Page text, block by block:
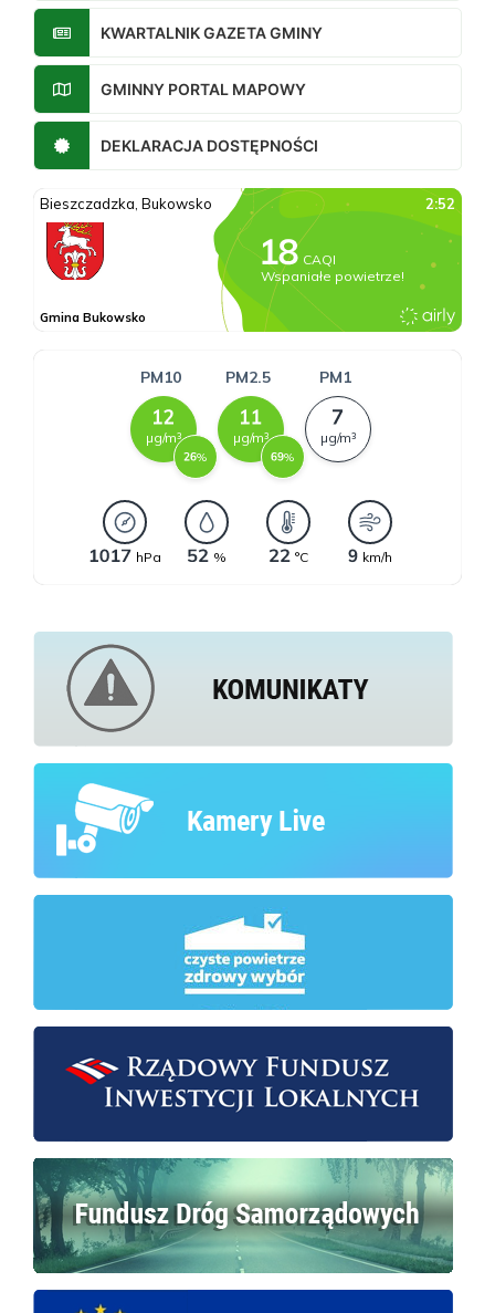
KWARTALNIK GAZETA GMINY
GMINNY PORTAL MAPOWY
DEKLARACJA DOSTĘPNOŚCI